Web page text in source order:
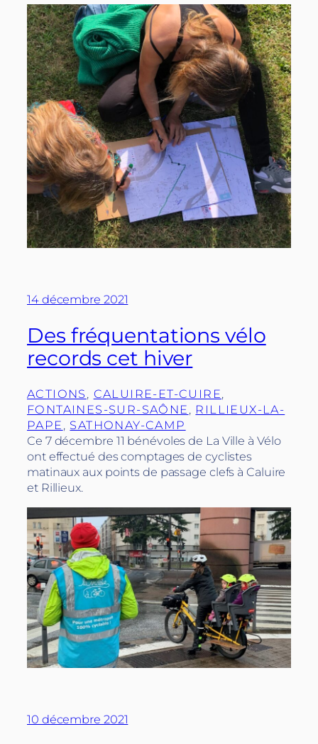
14 décembre 2021
Des fréquentations vélo
records cet hiver
ACTIONS , CALUIRE-ET-CUIRE
FONTAINES-SUR-SAÔNE , RILLIEUX-LA-
PAPE , SATHONAY-CAMP
Ce 7 décembre 11 bénévoles de La Ville à Vélo
ont effectué des comptages de cyclistes
matinaux aux points de passage clefs à Caluire
et Rillieux.
10 décembre 2021